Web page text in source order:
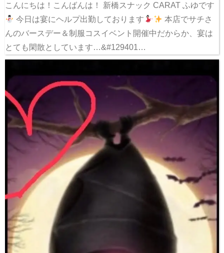
こんにちは！こんばんは！ 新橋スナック CARAT ふゆです
今日は宴にヘルプ出勤しております
本店でサチさ
んのバースデー＆制服コスイベント開催中だからか、宴は
とても閑散としています…&#129401…